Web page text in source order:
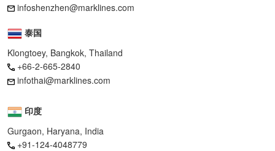
infoshenzhen@marklines.com
泰国
Klongtoey, Bangkok, Thailand
+66-2-665-2840
infothai@marklines.com
印度
Gurgaon, Haryana, India
+91-124-4048779